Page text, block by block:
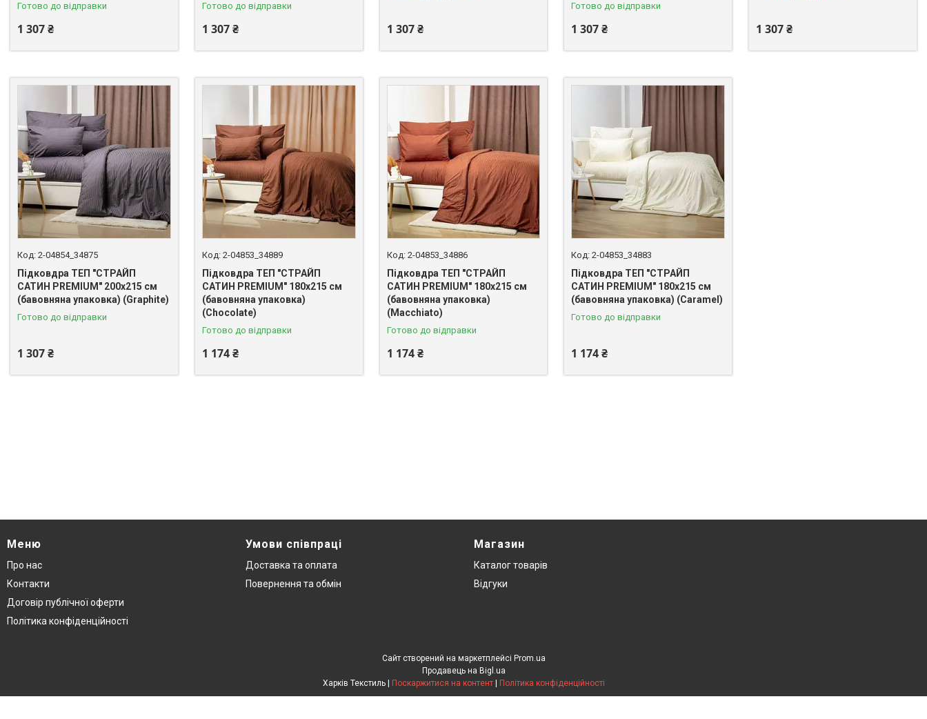
Готово до відправки
1 307 ₴
Готово до відправки
1 307 ₴ 1 307 ₴
Готово до відправки
1 307 ₴ 1 307 ₴
2-04854_34875
Підковдра ТЕП "СТРАЙП
САТИН PREMIUM" 200х215 см
(бавовняна упаковка) (Graphite)
Готово до відправки
1 307 ₴
2-04853_34889
Підковдра ТЕП "СТРАЙП
САТИН PREMIUM" 180х215 см
(бавовняна упаковка)
(Chocolate)
Готово до відправки
1 174 ₴
2-04853_34886
Підковдра ТЕП "СТРАЙП
САТИН PREMIUM" 180х215 см
(бавовняна упаковка)
(Macchiato)
Готово до відправки
1 174 ₴
2-04853_34883
Підковдра ТЕП "СТРАЙП
САТИН PREMIUM" 180х215 см
(бавовняна упаковка) (Caramel)
Готово до відправки
1 174 ₴
Меню
Про нас
Контакти
Договір публічної оферти
Політика конфіденційності
Умови співпраці
Доставка та оплата
Повернення та обмін
Магазин
Каталог товарів
Відгуки
Сайт створений на маркетплейсі Prom.ua
Продавець на Bigl.ua
Поскаржитися на контент Політика конфіденційності